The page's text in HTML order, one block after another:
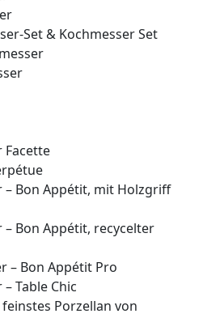
Set & Kochmesser Set
Facette
– Bon Appétit, mit Holzgriff
– Bon Appétit, recycelter
– Bon Appétit Pro
Table Chic
feinstes Porzellan von